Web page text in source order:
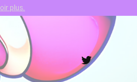
Twitter
plus.